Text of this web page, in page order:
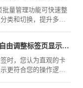
批量管理功能可快速整
类和切换，提升多任
火狐浏览器手机版怎么自由调整标签页显示模式
时，您认为直观的卡
更符合您的操作逻